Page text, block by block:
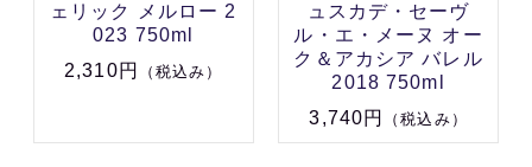
ェリック メルロー 2
023 750ml
2,310円
（税込み）
ュスカデ・セーヴ
ル・エ・メーヌ オー
ク＆アカシア バレル
2018 750ml
3,740円
（税込み）